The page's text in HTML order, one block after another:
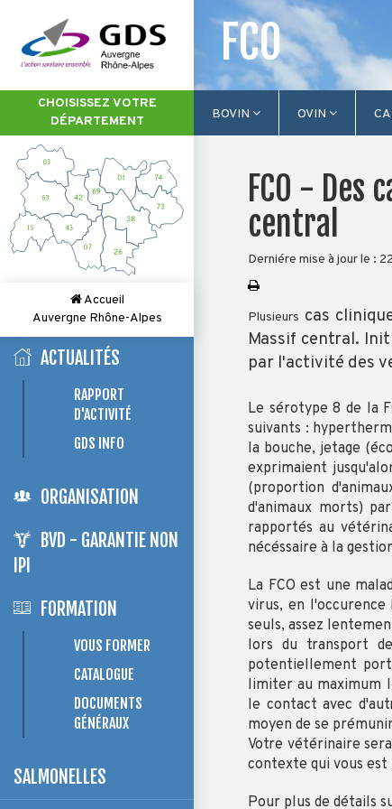
BOVIN OVIN
CHOISISSEZ VOTRE
DÉPARTEMENT
Accueil
Auvergne Rhône-Alpes
ACTUALITÉS
RAPPORT
D'ACTIVITÉ
GDS INFO
ORGANISATION
BVD - GARANTIE NON
IPI
FORMATION
VOUS FORMER
CATALOGUE
DOCUMENTS
GÉNÉRAUX
SALMONELLES
FCO
FCO -
central
Derniére mise à jour le :
Plusieurs cas
Massif central.
par l'activité des
Le sérotype 8 de la
suivants :
la bouche, jetage
exprimaient
(proportion
d'animaux morts)
rapportés au
nécéssaire à la
La FCO est une
virus, en l'occurence
seuls, assez
lors du transport
potentiellement
limiter au maximum
le contact avec
moyen de se
Votre vétérinaire
contexte qui vous est
Pour plus de détails